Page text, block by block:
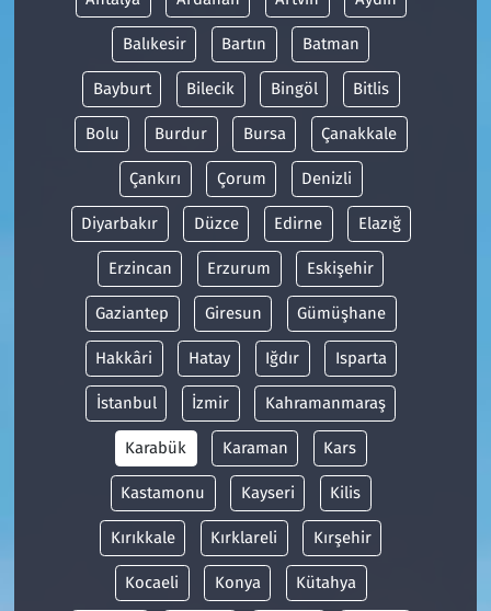
Balıkesir Bartın Batman
Bayburt Bilecik Bingöl Bitlis
Bolu Burdur Bursa Çanakkale
Çankırı Çorum Denizli
Diyarbakır Düzce Edirne Elazığ
Erzincan Erzurum Eskişehir
Gaziantep Giresun Gümüşhane
Hakkâri Hatay Iğdır Isparta
İstanbul İzmir Kahramanmaraş
Karabük Karaman Kars
Kastamonu Kayseri Kilis
Kırıkkale Kırklareli Kırşehir
Kocaeli Konya Kütahya